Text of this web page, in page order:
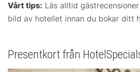
Vårt tips: Läs alltid
bild av hotellet innan du bokar ditt
Presentkort från